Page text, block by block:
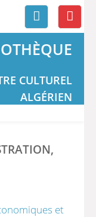
CULTUREL
ALGÉRIEN
et